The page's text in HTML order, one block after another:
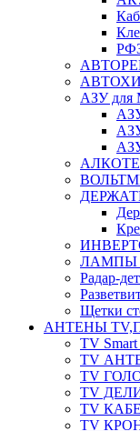
АЗУ для
ЛАМПЫ
Радар-
Щетки
АНТЕНЫ
TV
TV
TV
TV
TV
TV